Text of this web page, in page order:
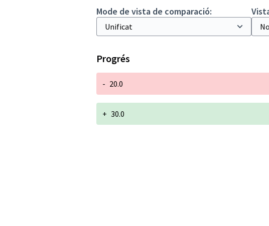
Mode de vista de comparació:
Progrés
- 20.0
+ 30.0